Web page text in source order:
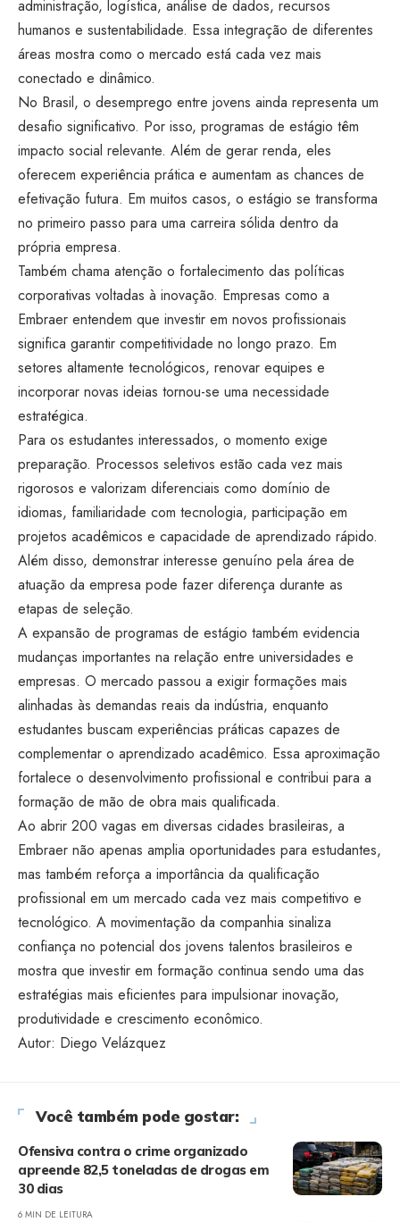
administração, logística, análise de dados, recursos
humanos e sustentabilidade. Essa integração de diferentes
áreas mostra como o mercado está cada vez mais
conectado e dinâmico.
No Brasil, o desemprego entre jovens ainda representa um
desafio significativo. Por isso, programas de estágio têm
impacto social relevante. Além de gerar renda, eles
oferecem experiência prática e aumentam as chances de
efetivação futura. Em muitos casos, o estágio se transforma
no primeiro passo para uma carreira sólida dentro da
própria empresa.
Também chama atenção o fortalecimento das políticas
corporativas voltadas à inovação. Empresas como a
Embraer entendem que investir em novos profissionais
significa garantir competitividade no longo prazo. Em
setores altamente tecnológicos, renovar equipes e
incorporar novas ideias tornou-se uma necessidade
estratégica.
Para os estudantes interessados, o momento exige
preparação. Processos seletivos estão cada vez mais
rigorosos e valorizam diferenciais como domínio de
idiomas, familiaridade com tecnologia, participação em
projetos acadêmicos e capacidade de aprendizado rápido.
Além disso, demonstrar interesse genuíno pela área de
atuação da empresa pode fazer diferença durante as
etapas de seleção.
A expansão de programas de estágio também evidencia
mudanças importantes na relação entre universidades e
empresas. O mercado passou a exigir formações mais
alinhadas às demandas reais da indústria, enquanto
estudantes buscam experiências práticas capazes de
complementar o aprendizado acadêmico. Essa aproximação
fortalece o desenvolvimento profissional e contribui para a
formação de mão de obra mais qualificada.
Ao abrir 200 vagas em diversas cidades brasileiras, a
Embraer não apenas amplia oportunidades para estudantes,
mas também reforça a importância da qualificação
profissional em um mercado cada vez mais competitivo e
tecnológico. A movimentação da companhia sinaliza
confiança no potencial dos jovens talentos brasileiros e
mostra que investir em formação continua sendo uma das
estratégias mais eficientes para impulsionar inovação,
produtividade e crescimento econômico.
Autor: Diego Velázquez
Você também pode gostar:
Ofensiva contra o crime organizado
apreende 82,5 toneladas de drogas em
30 dias
6 MIN DE LEITURA